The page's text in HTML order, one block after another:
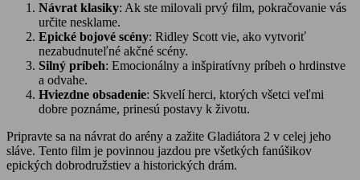
Návrat klasiky: Ak ste milovali prvý film, pokračovanie vás
určite nesklame.
Epické bojové scény: Ridley Scott vie, ako vytvoriť
nezabudnuteľné akčné scény.
Silný príbeh: Emocionálny a inšpiratívny príbeh o hrdinstve
a odvahe.
Hviezdne obsadenie: Skvelí herci, ktorých všetci veľmi
dobre poznáme, prinesú postavy k životu.
Pripravte sa na návrat do arény a zažite Gladiátora 2 v celej jeho
sláve. Tento film je povinnou jazdou pre všetkých fanúšikov
epických dobrodružstiev a historických drám.